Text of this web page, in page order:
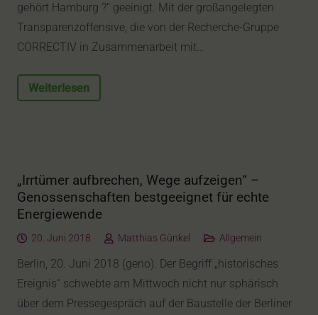
gehört Hamburg ?“ geeinigt. Mit der großangelegten
Transparenzoffensive, die von der Recherche-Gruppe
CORRECTIV in Zusammenarbeit mit…
Weiterlesen
„Irrtümer aufbrechen, Wege aufzeigen“ –
Genossenschaften bestgeeignet für echte
Energiewende
20. Juni 2018 Matthias Günkel Allgemein
Berlin, 20. Juni 2018 (geno). Der Begriff „historisches
Ereignis“ schwebte am Mittwoch nicht nur sphärisch
über dem Pressegespräch auf der Baustelle der Berliner